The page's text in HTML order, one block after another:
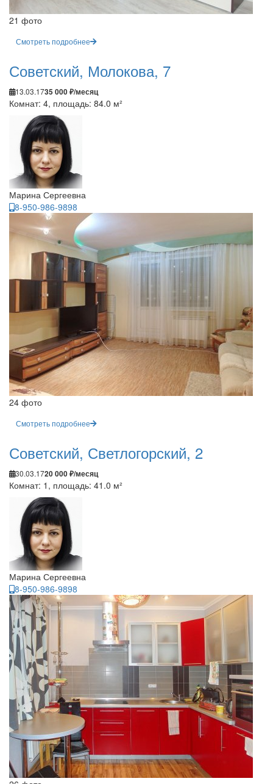
21 фото
Смотреть подробнее
Советский, Молокова, 7
13.03.1735 000 ₽/месяц
Комнат: 4, площадь: 84.0 м²
Марина Сергеевна
8-950-986-9898
24 фото
Смотреть подробнее
Советский, Светлогорский, 2
30.03.1720 000 ₽/месяц
Комнат: 1, площадь: 41.0 м²
Марина Сергеевна
8-950-986-9898